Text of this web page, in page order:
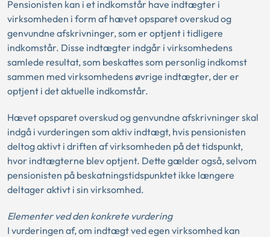
Pensionisten kan i et indkomstår have indtægter i
virksomheden i form af hævet opsparet overskud og
genvundne afskrivninger, som er optjent i tidligere
indkomstår. Disse indtægter indgår i virksomhedens
samlede resultat, som beskattes som personlig indkomst
sammen med virksomhedens øvrige indtægter, der er
optjent i det aktuelle indkomstår.
Hævet opsparet overskud og genvundne afskrivninger skal
indgå i vurderingen som aktiv indtægt, hvis pensionisten
deltog aktivt i driften af virksomheden på det tidspunkt,
hvor indtægterne blev optjent. Dette gælder også, selvom
pensionisten på beskatningstidspunktet ikke længere
deltager aktivt i sin virksomhed.
Elementer ved den konkrete vurdering
I vurderingen af, om indtægt ved egen virksomhed kan